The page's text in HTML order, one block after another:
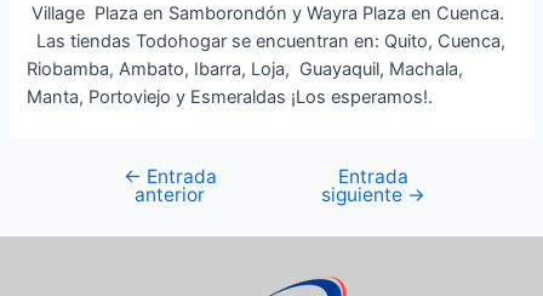
Village Plaza en Samborondón y Wayra Plaza en Cuenca.
Las tiendas Todohogar se encuentran en: Quito, Cuenca,
Riobamba, Ambato, Ibarra, Loja, Guayaquil, Machala,
Manta, Portoviejo y Esmeraldas ¡Los esperamos!.
← Entrada
anterior
Entrada
siguiente →